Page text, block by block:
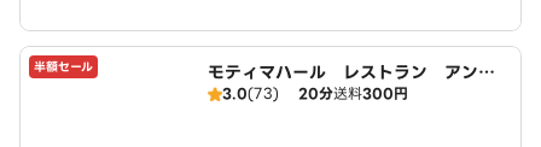
半額セール
モティマハール レストラン アンド
バー
3.0(73) 20分送料300円